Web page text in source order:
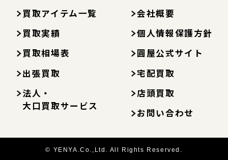
買取アイテム一覧
買取実績
買取相場表
出張買取
法人・
大口買取サービス
会社概要
個人情報保護方針
圓屋公式サイト
宅配買取
店頭買取
お問い合わせ
© YENYA.Co.,Ltd. All Rights Reserved.